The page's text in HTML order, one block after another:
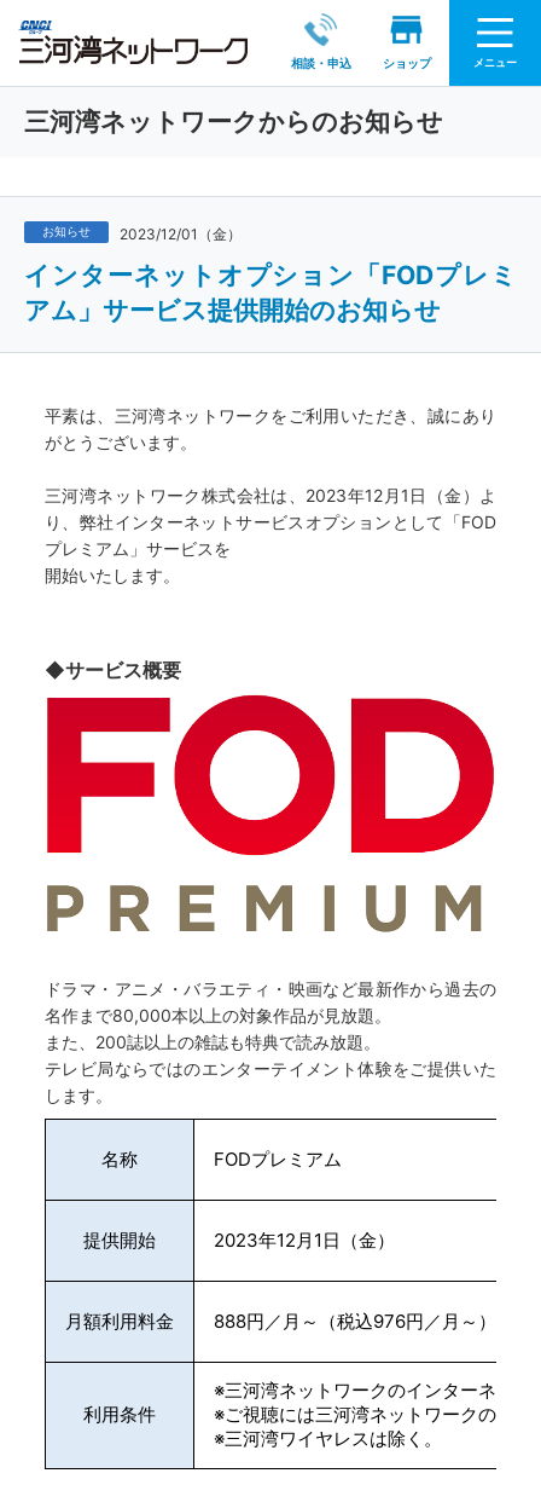
相談・申込 ショップ メニュー
三河湾ネットワークからのお知らせ
お知らせ 2023/12/01（金）
インターネットオプション「FODプレミ
アム」サービス提供開始のお知らせ
平素は、三河湾ネットワークをご利用いただき、誠にあり
がとうございます。
三河湾ネットワーク株式会社は、2023年12月1日（金）よ
り、弊社インターネットサービスオプションとして「FOD
プレミアム」サービスを
開始いたします。
◆サービス概要
ドラマ・アニメ・バラエティ・映画など最新作から過去の
名作まで80,000本以上の対象作品が見放題。
また、200誌以上の雑誌も特典で読み放題。
テレビ局ならではのエンターテイメント体験をご提供いた
します。
名称 FODプレミアム
提供開始 2023年12月1日（金）
月額利用料金 888円／月～（税込976円／月～）
利用条件
※三河湾ネットワークのインターネッ
※ご視聴には三河湾ネットワークの
※三河湾ワイヤレスは除く。